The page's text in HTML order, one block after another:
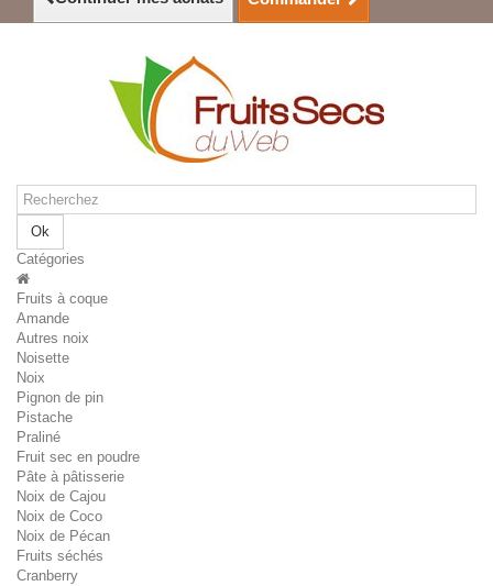
Ok
Catégories
Fruits à coque
Amande
Autres noix
Noisette
Noix
Pignon de pin
Pistache
Praliné
Fruit sec en poudre
Pâte à pâtisserie
Noix de Cajou
Noix de Coco
Noix de Pécan
Fruits séchés
Cranberry